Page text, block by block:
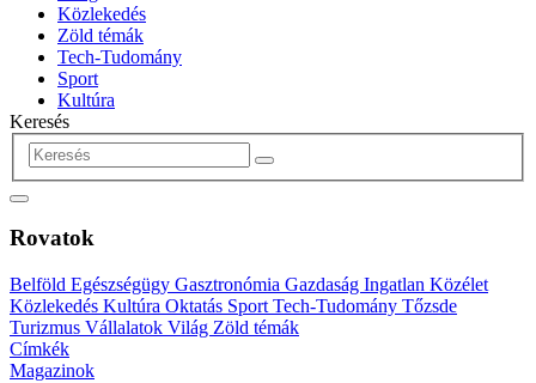
Közlekedés
Zöld témák
Tech-Tudomány
Sport
Kultúra
Keresés
Rovatok
Belföld Egészségügy Gasztronómia Gazdaság Ingatlan Közélet
Közlekedés Kultúra Oktatás Sport Tech-Tudomány Tőzsde
Turizmus Vállalatok Világ Zöld témák
Címkék
Magazinok